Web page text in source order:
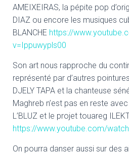
AMEIXEIRAS, la pépite pop
DIAZ ou encore les musiques
BLANCHE https://
v=Ippuwypls00
Son art nous rapproche du
représenté par d’autres
DJELY TAPA et la chanteuse
Maghreb n’est pas en reste
L’BLUZ et le projet touareg
https://www.youtube.com/
On pourra danser aussi sur des